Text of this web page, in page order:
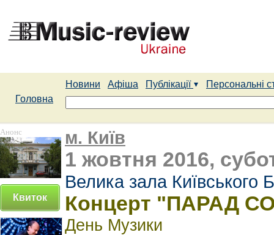
Новини Афіша Публікації
Персональні
Головна
Анонс
Квиток
м. Київ
1 жовтня 2016,
Велика зала Київського
Концерт "ПАРАД
День Музики